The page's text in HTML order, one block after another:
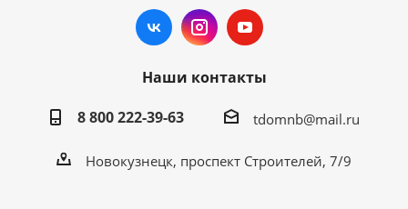
Наши контакты
8 800 222-39-63
tdomnb@mail.ru
Новокузнецк, проспект Строителей, 7/9